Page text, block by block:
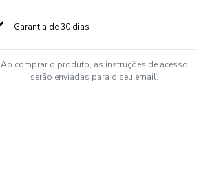
Garantia de 30 dias
Ao comprar o produto, as instruções de acesso
serão enviadas para o seu email.